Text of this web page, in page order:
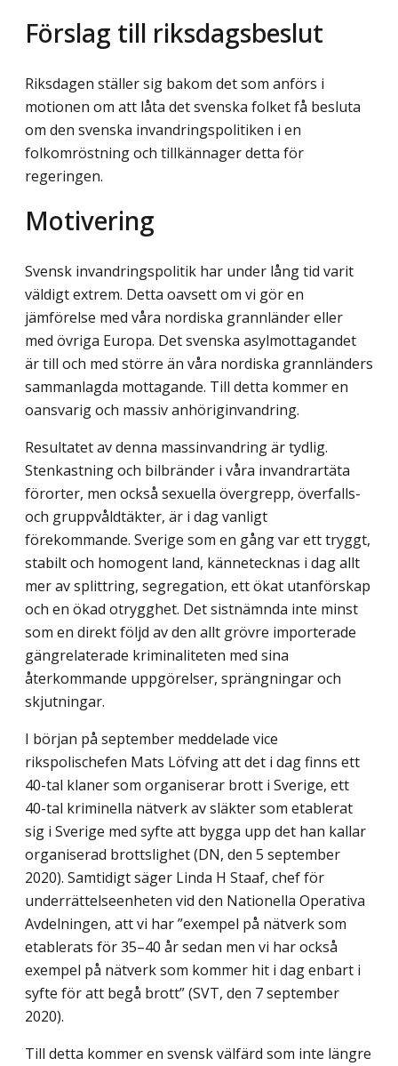
Förslag till riksdagsbeslut
Riksdagen ställer sig bakom det som anförs i
motionen om att låta det svenska folket få besluta
om den svenska invandringspolitiken i en
folkomröstning och tillkännager detta för
regeringen.
Motivering
Svensk invandringspolitik har under lång tid varit
väldigt extrem. Detta oavsett om vi gör en
jämförelse med våra nordiska grannländer eller
med övriga Europa. Det svenska asylmottagandet
är till och med större än våra nordiska grannländers
sammanlagda mottagande. Till detta kommer en
oansvarig och massiv anhöriginvandring.
Resultatet av denna massinvandring är tydlig.
Stenkastning och bilbränder i våra invandrartäta
förorter, men också sexuella övergrepp, överfalls-
och gruppvåldtäkter, är i dag vanligt
förekommande. Sverige som en gång var ett tryggt,
stabilt och homogent land, kännetecknas i dag allt
mer av splittring, segregation, ett ökat utanförskap
och en ökad otrygghet. Det sistnämnda inte minst
som en direkt följd av den allt grövre impor­terade
gängrelaterade kriminaliteten med sina
återkommande uppgörelser, sprängningar och
skjutningar.
I början på september meddelade vice
rikspolischefen Mats Löfving att det i dag finns ett
40-tal klaner som organiserar brott i Sverige, ett
40-tal kriminella nätverk av släkter som etablerat
sig i Sverige med syfte att bygga upp det han kallar
organiserad brottslighet (DN, den 5 september
2020). Samtidigt säger Linda H Staaf, chef för
underrättelseenhet­en vid den Nationella Operativa
Avdelningen, att vi har ”exempel på nätverk som
etable­rats för 35–40 år sedan men vi har också
exempel på nätverk som kommer hit i dag enbart i
syfte för att begå brott” (SVT, den 7 september
2020).
Till detta kommer en svensk välfärd som inte längre